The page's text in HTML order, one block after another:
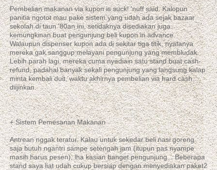
Pembelian makanan via kupon is suck! 'nuff said. Kalopun
panitia ngotot mau pake sistem yang udah ada sejak bazaar
sekolah di taun '80an ini, setidaknya disediakan juga
kemungkinan buat pengunjung beli kupon in advance.
Walaupun dispenser kupon ada di sekitar tiga titik, nyatanya
mereka gak sanggup melayani pengunjung yang membludak.
Lebih parah lagi, mereka cuma nyediain satu stand buat cash-
refund, padahal banyak sekali pengunjung yang langsung kalap
minta kembali duit, waktu akhirnya pembelian via hard cash
diijinkan.
+ Sistem Pemesanan Makanan
Antrean nggak teratur. Kalau untuk sekedar beli nasi goreng
saja butuh ngantri sampe setengah jam (itupun pas nyampe
masih harus pesen), lha kasian banget pengunjung... Beberapa
stand saya liat udah cukup bersiap dengan menyediakan paket2